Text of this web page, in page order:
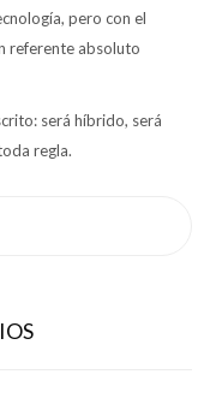
pero con el
referente absoluto
será híbrido, será
regla.